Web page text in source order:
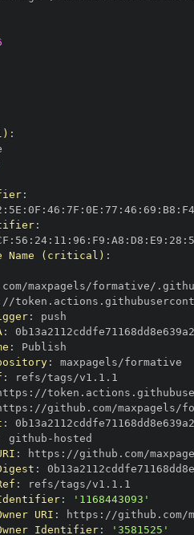
:
:
: 5E : 0F : 46 : 7F : 0E : 77 : 46 : 69 : B8 : F4
:
: 56 : 24: 11 : 96 : F9 : A8 : D8 : E9 : 28 :
Name (critical) :
:
:
:
:
:
:
:
:
github -
: https :
:
:
Identifier:
'1168443093'
URI : https :
Identifier: '3581525'